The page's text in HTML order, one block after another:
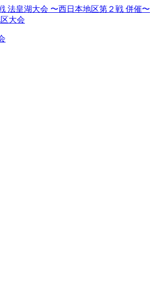
法皇湖大会 〜西日本地区第２戦 併催〜
大会